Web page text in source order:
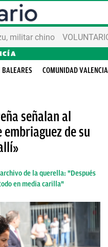
militar chino
BALEARES COMUNIDAD
señalan al
de su
de la querella: "Después
en media carilla"